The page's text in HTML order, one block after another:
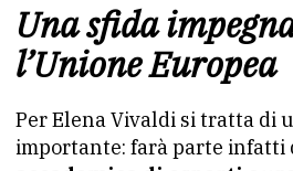
Una sfida
l’Unione Europea
Per Elena Vivaldi si tratta di
importante: farà parte infatti